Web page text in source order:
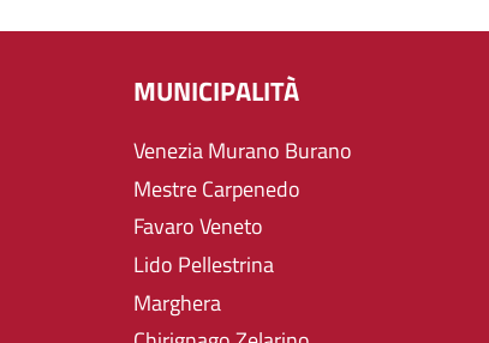
MUNICIPALITÀ
Venezia Murano Burano
Mestre Carpenedo
Favaro Veneto
Lido Pellestrina
Marghera